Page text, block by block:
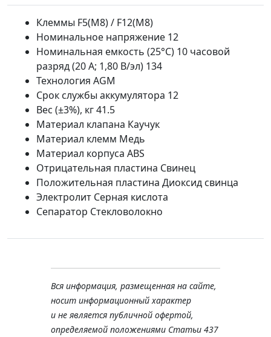
Клеммы F5(M8) / F12(M8)
Номинальное напряжение 12
Номинальная емкость (25°С) 10 часовой
разряд (20 А; 1,80 В/эл) 134
Технология AGM
Срок службы аккумулятора 12
Вес (±3%), кг 41.5
Материал клапана Каучук
Материал клемм Медь
Материал корпуса ABS
Отрицательная пластина Свинец
Положительная пластина Диоксид свинца
Электролит Серная кислота
Сепаратор Стекловолокно
Вся информация, размещенная на сайте,
носит информационный характер
и не является публичной офертой,
определяемой положениями Статьи 437